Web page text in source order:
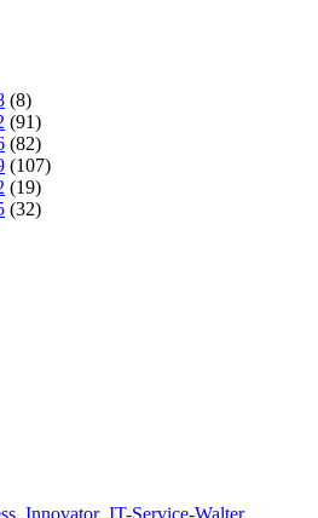
(8)
(91)
(82)
(107)
(19)
(32)